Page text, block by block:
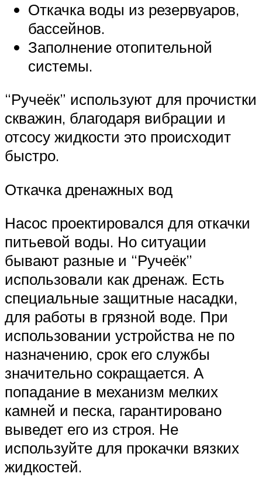
Откачка воды из резервуаров,
бассейнов.
Заполнение отопительной
системы.
“Ручеёк” используют для прочистки
скважин, благодаря вибрации и
отсосу жидкости это происходит
быстро.
Откачка дренажных вод
Насос проектировался для откачки
питьевой воды. Но ситуации
бывают разные и “Ручеёк”
использовали как дренаж. Есть
специальные защитные насадки,
для работы в грязной воде. При
использовании устройства не по
назначению, срок его службы
значительно сокращается. А
попадание в механизм мелких
камней и песка, гарантировано
выведет его из строя. Не
используйте для прокачки вязких
жидкостей.